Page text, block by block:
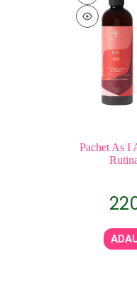
Pachet As I